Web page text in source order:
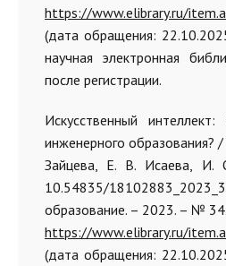
https://www.elibrary.ru/
(дата обращения:
научная электронная
после регистрации.
Искусственный
инженерного
Зайцева, Е. В. Исаева, И.
10.54835/
образование. – 2023. – №
https://www.elibrary.ru/
(дата обращения: